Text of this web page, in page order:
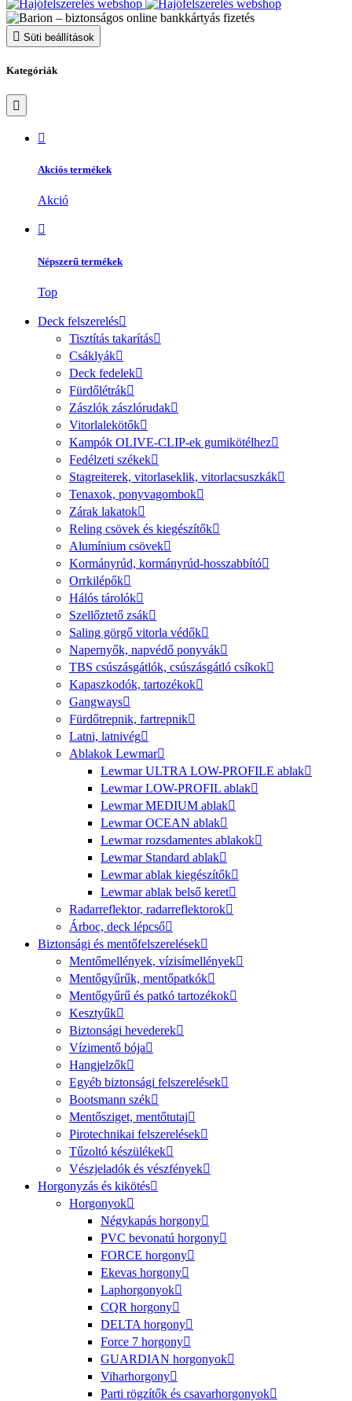
Süti beállítások
Kategóriák
Akciós termékek
Akció
Népszerű termékek
Top
Deck felszerelés
Tisztítás takarítás
Csáklyák
Deck fedelek
Fürdőlétrák
Zászlók zászlórudak
Vitorlalekötők
Kampók OLIVE-CLIP-ek gumikötélhez
Fedélzeti székek
Stagreiterek, vitorlaseklik, vitorlacsuszkák
Tenaxok, ponyvagombok
Zárak lakatok
Reling csövek és kiegészítők
Alumínium csövek
Kormányrúd, kormányrúd-hosszabbító
Orrkilépők
Hálós tárolók
Szellőztető zsák
Saling görgő vitorla védők
Napernyők, napvédő ponyvák
TBS csúszásgátlók, csúszásgátló csíkok
Kapaszkodók, tartozékok
Gangways
Fürdőtrepnik, fartrepnik
Latni, latnivég
Ablakok Lewmar
Lewmar ULTRA LOW-PROFILE ablak
Lewmar LOW-PROFIL ablak
Lewmar MEDIUM ablak
Lewmar OCEAN ablak
Lewmar rozsdamentes ablakok
Lewmar Standard ablak
Lewmar ablak kiegészítők
Lewmar ablak belső keret
Radarreflektor, radarreflektorok
Árboc, deck lépcső
Biztonsági és mentőfelszerelések
Mentőmellények, vízisímellények
Mentőgyűrűk, mentőpatkók
Mentőgyűrű és patkó tartozékok
Kesztyűk
Biztonsági hevederek
Vízimentő bója
Hangjelzők
Egyéb biztonsági felszerelések
Bootsmann szék
Mentősziget, mentőtutaj
Pirotechnikai felszerelések
Tűzoltó készülékek
Vészjeladók és vészfények
Horgonyzás és kikötés
Horgonyok
Négykapás horgony
PVC bevonatú horgony
FORCE horgony
Ekevas horgony
Laphorgonyok
CQR horgony
DELTA horgony
Force 7 horgony
GUARDIAN horgonyok
Viharhorgony
Parti rögzítők és csavarhorgonyok